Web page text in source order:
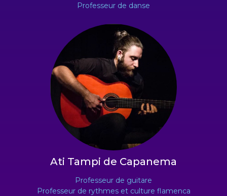
Professeur de danse
Ati Tampi de Capanema
Professeur de guitare
Professeur de rythmes et culture flamenca